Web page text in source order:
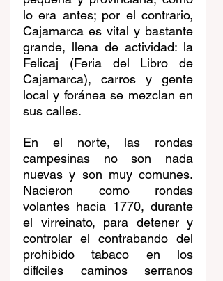
lo era antes; por el contrario,
Cajamarca es vital y bastante
grande, llena de actividad: la
Felicaj (Feria del Libro de
Cajamarca), carros y gente
local y foránea se mezclan en
sus calles.
En el norte, las rondas
campesinas no son nada
nuevas y son muy comunes.
Nacieron como rondas
volantes hacia 1770, durante
el virreinato, para detener y
controlar el contrabando del
prohibido tabaco en los
difíciles caminos serranos